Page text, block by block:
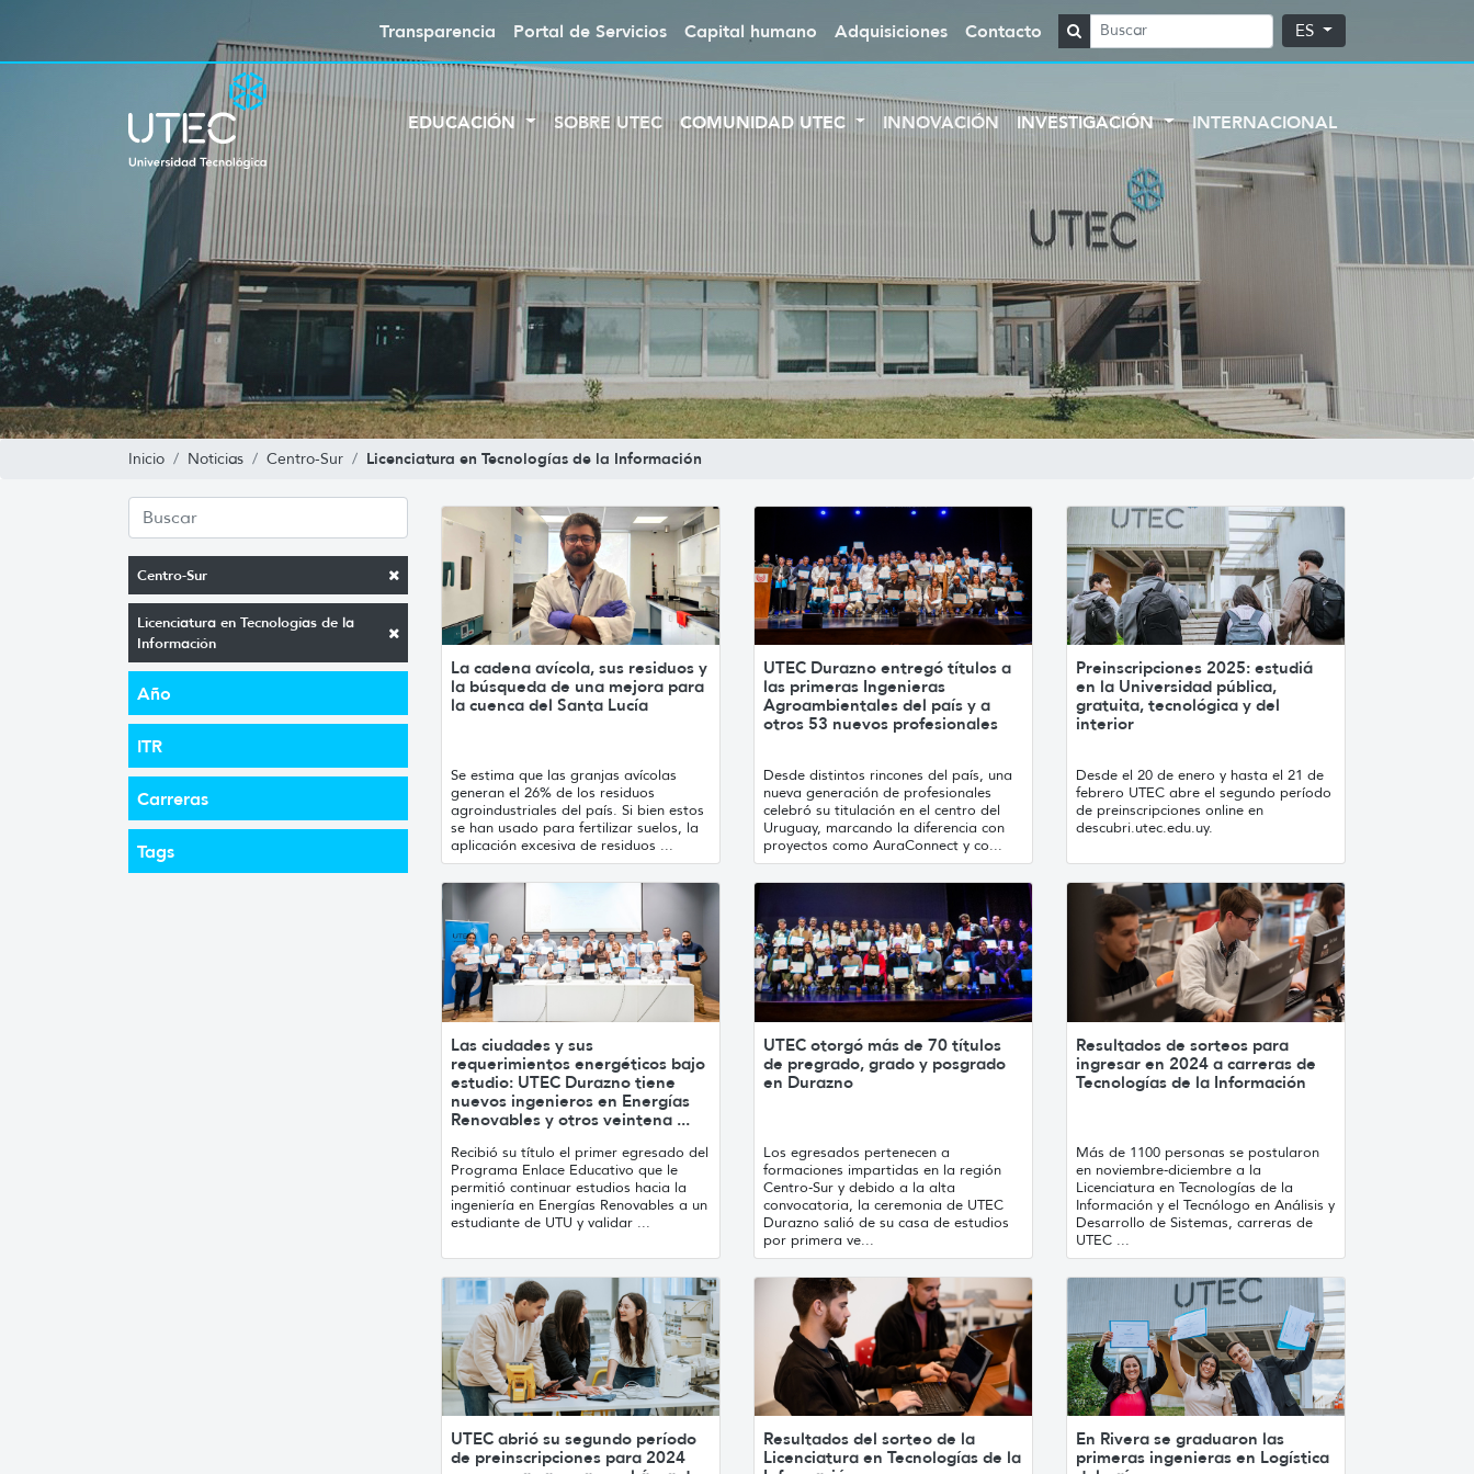
Transparencia Portal de Servicios Capital humano Adquisiciones Contacto ES
EDUCACIÓN SOBRE UTEC COMUNIDAD UTEC INNOVACIÓN INVESTIGACIÓN INTERNACIONAL
Inicio Noticias Centro-Sur Licenciatura en Tecnologías de la Información
Centro-Sur
Licenciatura en Tecnologías de la
Información
Año
ITR
Carreras
Tags
La cadena avícola, sus residuos y
la búsqueda de una mejora para
la cuenca del Santa Lucía
Se estima que las granjas avícolas
generan el 26% de los residuos
agroindustriales del país. Si bien estos
se han usado para fertilizar suelos, la
aplicación excesiva de residuos ...
UTEC Durazno entregó títulos a
las primeras Ingenieras
Agroambientales del país y a
otros 53 nuevos profesionales
Desde distintos rincones del país, una
nueva generación de profesionales
celebró su titulación en el centro del
Uruguay, marcando la diferencia con
proyectos como AuraConnect y co...
Preinscripciones 2025: estudiá
en la Universidad pública,
gratuita, tecnológica y del
interior
Desde el 20 de enero y hasta el 21 de
febrero UTEC abre el segundo período
de preinscripciones online en
descubri.utec.edu.uy.
Las ciudades y sus
requerimientos energéticos bajo
estudio: UTEC Durazno tiene
nuevos ingenieros en Energías
Renovables y otros veintena ...
Recibió su título el primer egresado del
Programa Enlace Educativo que le
permitió continuar estudios hacia la
ingeniería en Energías Renovables a un
estudiante de UTU y validar ...
UTEC otorgó más de 70 títulos
de pregrado, grado y posgrado
en Durazno
Los egresados pertenecen a
formaciones impartidas en la región
Centro-Sur y debido a la alta
convocatoria, la ceremonia de UTEC
Durazno salió de su casa de estudios
por primera ve...
Resultados de sorteos para
ingresar en 2024 a carreras de
Tecnologías de la Información
Más de 1100 personas se postularon
en noviembre-diciembre a la
Licenciatura en Tecnologías de la
Información y el Tecnólogo en Análisis y
Desarrollo de Sistemas, carreras de
UTEC ...
UTEC abrió su segundo período
de preinscripciones para 2024
Resultados del sorteo de la
Licenciatura en Tecnologías de la
En Rivera se graduaron las
primeras ingenieras en Logística